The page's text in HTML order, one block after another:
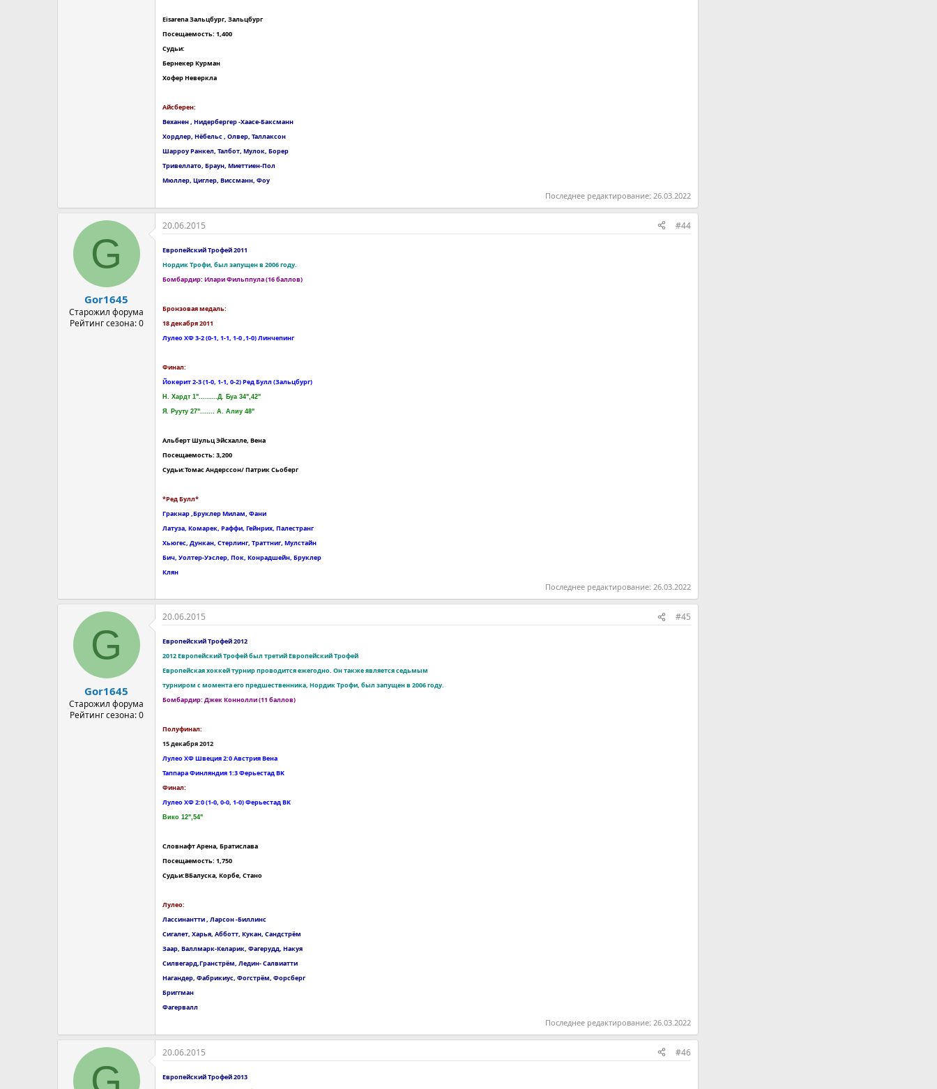
Eisarena Зальцбург, Зальцбург
Посещаемость: 1,400
Судьи:
Бернекер Курман
Хофер Неверкла
Айсберен:
Веханен , Нидербергер -Хаасе-Баксманн
Хордлер, Нёбельс , Олвер, Таллаксон
Шарроу Ранкел, Талбот, Мулок, Борер
Тривеллато, Браун, Миеттиен-Пол
Мюллер, Циглер, Виссманн, Фоу
Последнее редактирование: 26.03.2022
G
Gor1645
Старожил форума
Рейтинг сезона: 0
20.06.2015 #44
Европейский Трофей 2011
Нордик Трофи, был запущен в 2006 году.
Бомбардир: Илари Фильппула (16 баллов)
Бронзовая медаль:
18 декабря 2011
Лулео ХФ 3-2 (0-1, 1-1, 1-0 ,1-0) Линчепинг
Финал:
Йокерит 2-3 (1-0, 1-1, 0-2) Ред Булл (Зальцбург)
Н. Хардт 1".........Д. Буа 34",42"
Я. Рууту 27"....... А. Алиу 48"
Альберт Шульц Эйсхалле, Вена
Посещаемость: 3,200
Судьи:Томас Андерссон/ Патрик Сьоберг
*Ред Булл*
Гракнар ,Бруклер Милам, Фани
Латуза, Комарек, Раффи, Гейнрих, Палестранг
Хьюгес, Дункан, Стерлинг, Траттниг, Мулстайн
Бич, Уолтер-Уэслер, Пок, Конрадшейн, Бруклер
Клян
Последнее редактирование: 26.03.2022
G
Gor1645
Старожил форума
Рейтинг сезона: 0
20.06.2015 #45
Европейский Трофей 2012
2012 Европейский Трофей был третий Европейский Трофей
Европейская хоккей турнир проводится ежегодно. Он также является седьмым
турниром с момента его предшественника, Нордик Трофи, был запущен в 2006 году.
Бомбардир: Джек Коннолли (11 баллов)
Полуфинал:
15 декабря 2012
Лулео ХФ Швеция 2:0 Австрия Вена
Таппара Финляндия 1:3 Ферьестад BK
Финал:
Лулео ХФ 2:0 (1-0, 0-0, 1-0) Ферьестад BK
Вико 12",54"
Словнафт Арена, Братислава
Посещаемость: 1,750
Судьи:BБалуска, Корбе, Стано
Лулео:
Лассинантти , Ларсон -Биллинс
Сигалет, Харья, Абботт, Кукан, Сандстрём
Заар, Валлмарк-Келарик, Фагерудд, Накуя
Силвегард,Гранстрём, Ледин- Салвиатти
Нагандер, Фабрикиус, Фогстрём, Форсберг
Бриггман
Фагервалл
Последнее редактирование: 26.03.2022
G
20.06.2015 #46
Европейский Трофей 2013